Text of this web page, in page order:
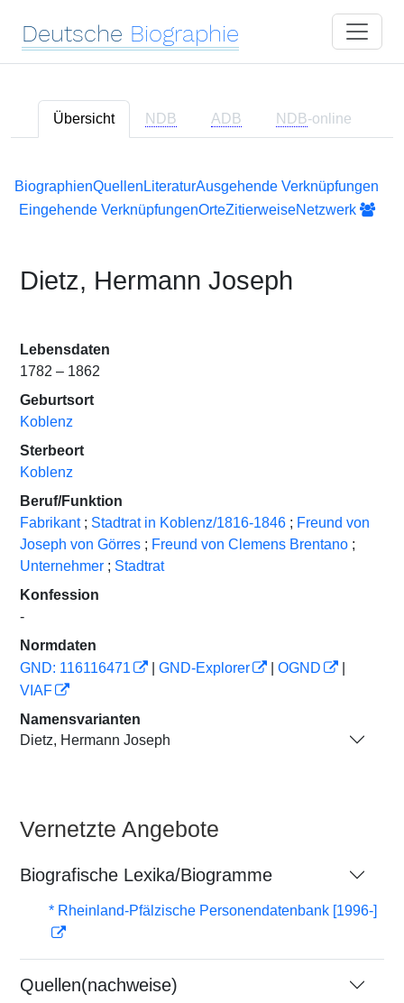
Deutsche Biographie
Übersicht NDB ADB NDB-online
BiographienQuellen LiteraturAusgehende Verknüpfungen
Eingehende VerknüpfungenOrteZitierweiseNetzwerk
Dietz, Hermann Joseph
Lebensdaten
1782 – 1862
Geburtsort
Koblenz
Sterbeort
Koblenz
Beruf/Funktion
Fabrikant ; Stadtrat in Koblenz/1816-1846 ; Freund von
Joseph von Görres ; Freund von Clemens Brentano ;
Unternehmer ; Stadtrat
Konfession
-
Normdaten
GND: 116116471
GND-Explorer OGND
VIAF
Namensvarianten
Dietz, Hermann Joseph
Vernetzte Angebote
Biografische Lexika/Biogramme
* Rheinland-Pfälzische Personendatenbank [1996-]
Quellen(nachweise)